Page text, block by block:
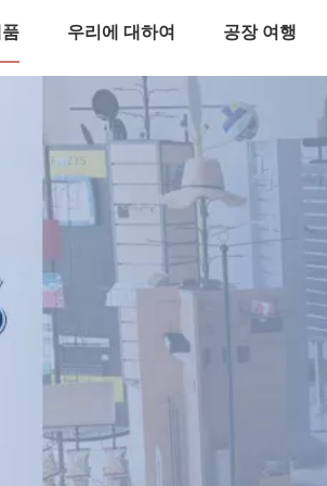
우리에 대하여 공장 여행